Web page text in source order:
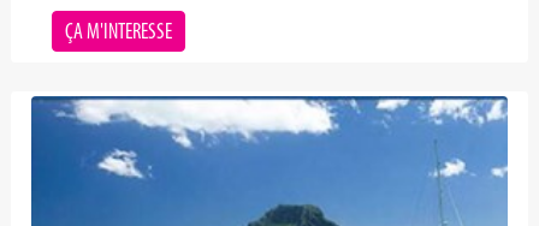
ÇA M'INTERESSE